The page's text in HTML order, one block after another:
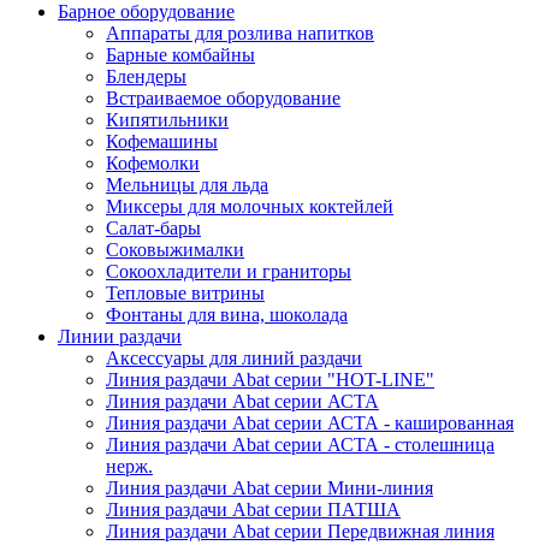
Барное оборудование
Аппараты для розлива напитков
Барные комбайны
Блендеры
Встраиваемое оборудование
Кипятильники
Кофемашины
Кофемолки
Мельницы для льда
Миксеры для молочных коктейлей
Салат-бары
Соковыжималки
Сокоохладители и граниторы
Тепловые витрины
Фонтаны для вина, шоколада
Линии раздачи
Аксессуары для линий раздачи
Линия раздачи Abat серии "HOT-LINE"
Линия раздачи Abat серии АСТА
Линия раздачи Abat серии АСТА - кашированная
Линия раздачи Abat серии АСТА - столешница
нерж.
Линия раздачи Abat серии Мини-линия
Линия раздачи Abat серии ПАТША
Линия раздачи Abat серии Передвижная линия